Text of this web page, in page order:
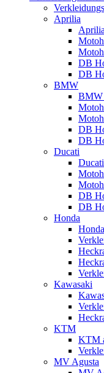
Aprilia
DB
DB
BMW
BMW
DB
DB
Ducati
DB
DB
Honda
Kawasaki
KTM
KTM
MV Agusta